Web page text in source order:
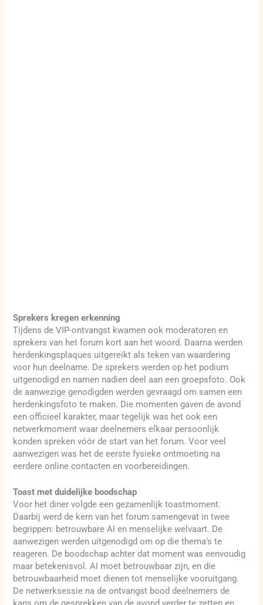
Sprekers kregen erkenning
Tijdens de VIP-ontvangst kwamen ook moderatoren en
sprekers van het forum kort aan het woord. Daarna werden
herdenkingsplaques uitgereikt als teken van waardering
voor hun deelname. De sprekers werden op het podium
uitgenodigd en namen nadien deel aan een groepsfoto. Ook
de aanwezige genodigden werden gevraagd om samen een
herdenkingsfoto te maken. Die momenten gaven de avond
een officieel karakter, maar tegelijk was het ook een
netwerkmoment waar deelnemers elkaar persoonlijk
konden spreken vóór de start van het forum. Voor veel
aanwezigen was het de eerste fysieke ontmoeting na
eerdere online contacten en voorbereidingen.
Toast met duidelijke boodschap
Voor het diner volgde een gezamenlijk toastmoment.
Daarbij werd de kern van het forum samengevat in twee
begrippen: betrouwbare AI en menselijke welvaart. De
aanwezigen werden uitgenodigd om op die thema’s te
reageren. De boodschap achter dat moment was eenvoudig
maar betekenisvol. AI moet betrouwbaar zijn, en die
betrouwbaarheid moet dienen tot menselijke vooruitgang.
De netwerksessie na de ontvangst bood deelnemers de